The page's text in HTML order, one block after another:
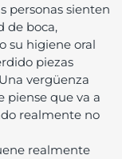
personas sienten
de boca,
su higiene oral
piezas
vergüenza
piense que va a
realmente no
realmente